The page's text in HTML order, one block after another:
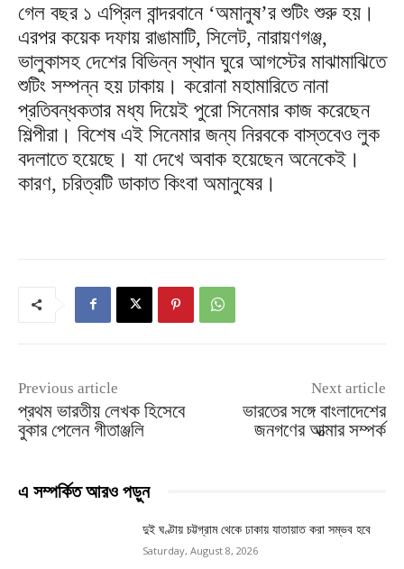
গেল বছর ১ এপ্রিল বান্দরবানে ‘অমানুষ’র শুটিং শুরু হয়।
এরপর কয়েক দফায় রাঙামাটি, সিলেট, নারায়ণগঞ্জ,
ভালুকাসহ দেশের বিভিন্ন স্থান ঘুরে আগস্টের মাঝামাঝিতে
শুটিং সম্পন্ন হয় ঢাকায়। করোনা মহামারিতে নানা
প্রতিবন্ধকতার মধ্য দিয়েই পুরো সিনেমার কাজ করেছেন
শিল্পীরা। বিশেষ এই সিনেমার জন্য নিরবকে বাস্তবেও লুক
বদলাতে হয়েছে। যা দেখে অবাক হয়েছেন অনেকেই।
কারণ, চরিত্রটি ডাকাত কিংবা অমানুষের।
Previous article
প্রথম ভারতীয় লেখক হিসেবে
বুকার পেলেন গীতাঞ্জলি
Next article
ভারতের সঙ্গে বাংলাদেশের
জনগণের আত্মার সম্পর্ক
এ সম্পর্কিত আরও পড়ুন
দুই ঘণ্টায় চট্টগ্রাম থেকে ঢাকায় যাতায়াত করা সম্ভব হবে
Saturday, August 8, 2026